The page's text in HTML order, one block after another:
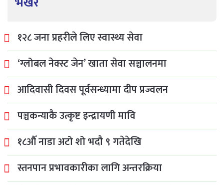
१२८ जना प्रहरीले लिए स्वास्थ्य सेवा
‘ग्लोबल नेक्स्ट जेन’ खाता सेवा सञ्चालनमा
आदिवासी दिवस पूर्वसन्ध्यामा दीप प्रज्वलन
पञ्चकन्याकै उत्कृष्ट इन्द्रायणी मावि
१८औँ नाडा अटो शो भदौ ९ गतेदेखि
स्तनपान प्रभावकारीका लागि अन्तरक्रिया